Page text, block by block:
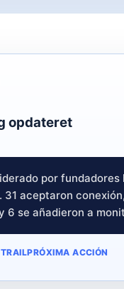
opdateret
por
31 aceptaron
6 se añadieron a
PRÓXIMA ACCIÓN